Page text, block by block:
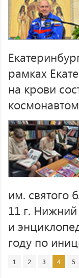
рамках
на крови
им. святого
11 г.
и
году по
1 2 3 4 5